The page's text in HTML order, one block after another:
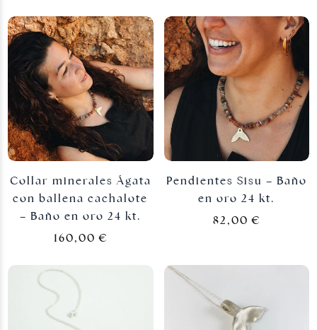
Collar minerales Ágata
con ballena cachalote
– Baño en oro 24 kt.
160,00€
Pendientes Sisu – Baño
en oro 24 kt.
82,00€